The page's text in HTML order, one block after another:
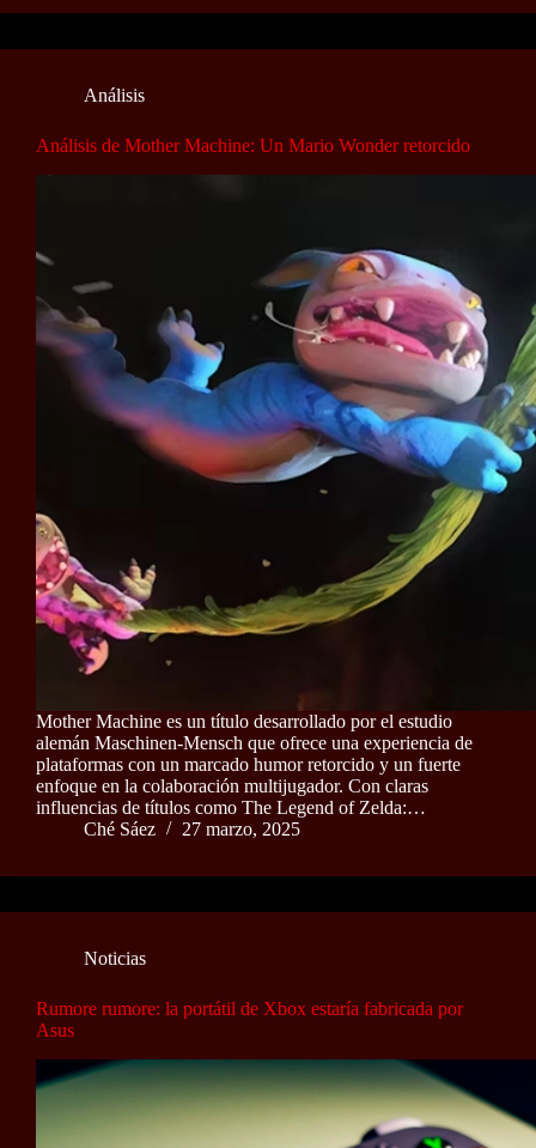
Análisis
Análisis de Mother Machine: Un Mario Wonder retorcido
Mother Machine es un título desarrollado por el estudio
alemán Maschinen-Mensch que ofrece una experiencia de
plataformas con un marcado humor retorcido y un fuerte
enfoque en la colaboración multijugador. Con claras
influencias de títulos como The Legend of Zelda:…
Ché Sáez
27 marzo, 2025
Noticias
Rumore rumore: la portátil de Xbox estaría fabricada por
Asus